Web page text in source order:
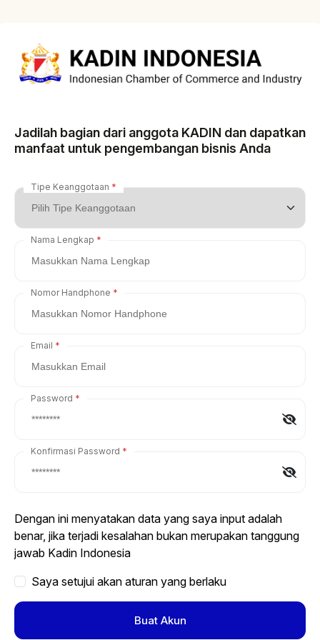
Jadilah bagian dari anggota KADIN dan dapatkan
manfaat untuk pengembangan bisnis Anda
Tipe Keanggotaan
Nama Lengkap
Nomor Handphone
Email
Password
Konfirmasi Password
Dengan ini menyatakan data yang saya input adalah
benar, jika terjadi kesalahan bukan merupakan tanggung
jawab Kadin Indonesia
Saya setujui akan aturan yang berlaku
Buat Akun